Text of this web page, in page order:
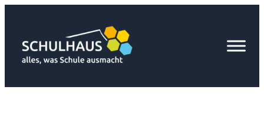
springen